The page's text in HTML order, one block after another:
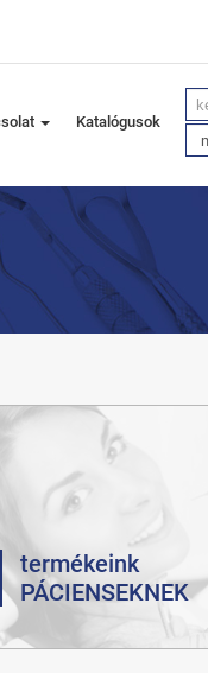
Katalógusok
termékeink
PÁCIENSEKNEK